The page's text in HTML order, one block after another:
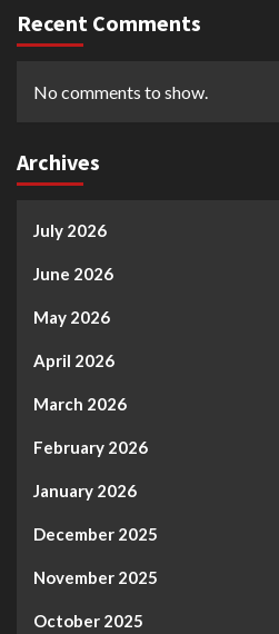
Recent Comments
No comments to show.
Archives
July 2026
June 2026
May 2026
April 2026
March 2026
February 2026
January 2026
December 2025
November 2025
October 2025